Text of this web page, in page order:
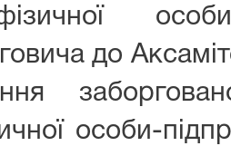
до
особи-